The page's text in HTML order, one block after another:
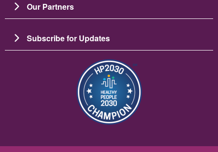
Our Partners
Subscribe for Updates
ചിത്രം